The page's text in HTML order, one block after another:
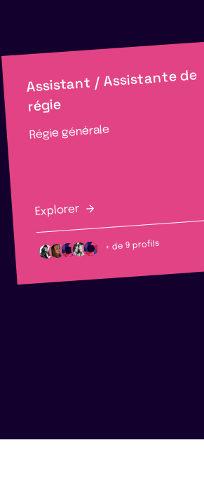
Assistant / Assistante de
régie
Régie générale
Explorer
+ de 9 profils